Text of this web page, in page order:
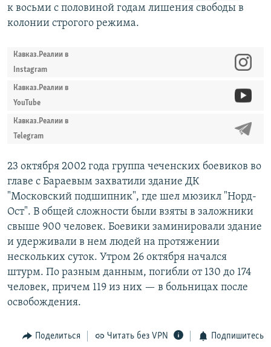
к восьми с половиной годам лишения свободы в
колонии строгого режима.
Кавказ.Реалии в
Instagram
Кавказ.Реалии в
YouTube
Кавказ.Реалии в
Telegram
23 октября 2002 года группа чеченских боевиков во
главе с Бараевым захватили здание ДК
"Московский подшипник", где шел мюзикл "Норд-
Ост". В общей сложности были взяты в заложники
свыше 900 человек. Боевики заминировали здание
и удерживали в нем людей на протяжении
нескольких суток. Утром 26 октября начался
штурм. По разным данным, погибли от 130 до 174
человек, причем 119 из них — в больницах после
освобождения.
Поделиться Читать без VPN Подпишитесь